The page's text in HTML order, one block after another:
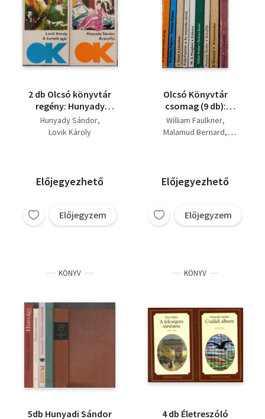
2 db Olcsó könyvtár
regény: Hunyady
Sándor, Lovik Károly:
A kertelő agár
Hunyady Sándor
Lovik Károly
Előjegyezhető
Előjegyzem
Olcsó Könyvtár
csomag (9 db):
Szentély,
Mesterember,
Leviathan, Ikarusz
Pesten, A folyó
William Faulkner
Malamud Bernard
Maugham
Karinthy Frigyes
Előjegyezhető
Előjegyzem
KÖNYV
5db Hunyadi Sándor
KÖNYV
4 db Életreszóló